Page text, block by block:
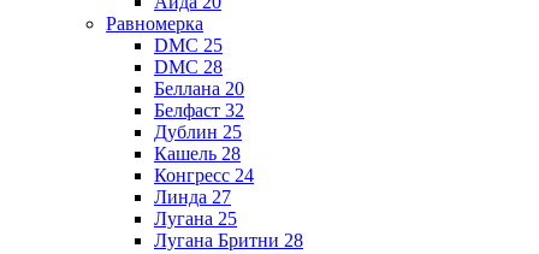
Равномерка
DMC 25
DMC 28
Беллана 20
Белфаст 32
Дублин 25
Кашель 28
Конгресс 24
Линда 27
Лугана 25
Лугана Бритни 28